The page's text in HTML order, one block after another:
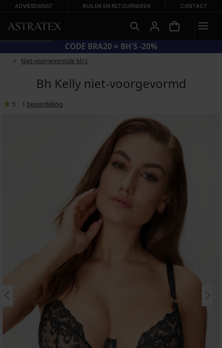
ADVIESDIENST RUILEN EN RETOURNEREN CONTACT
CODE BRA20 = BH'S -20%
Niet-voorgevormde bh's
Bh Kelly niet-voorgevormd
5 1 beoordeling